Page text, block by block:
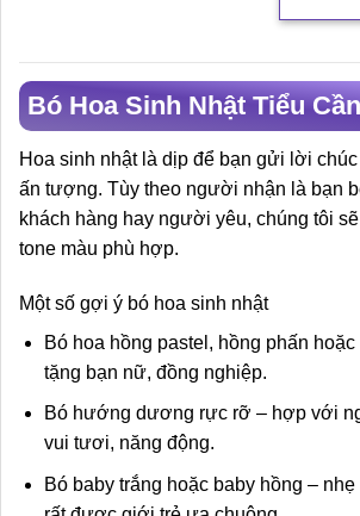
Bó Hoa Sinh Nhật Tiểu
Hoa sinh nhật là dịp để bạn gửi lời
ấn tượng. Tùy theo người nhận là bạn
khách hàng hay người yêu, chúng tôi
tone màu phù hợp.
Một số gợi ý bó hoa sinh nhật
Bó hoa hồng pastel, hồng phấn
tặng bạn nữ, đồng nghiệp.
Bó hướng dương rực rỡ – hợp với
vui tươi, năng động.
Bó baby trắng hoặc baby hồng –